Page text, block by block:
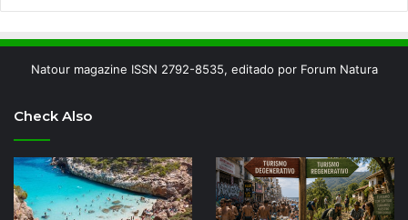
Natour magazine ISSN 2792-8535, editado por Forum Natura
Check Also